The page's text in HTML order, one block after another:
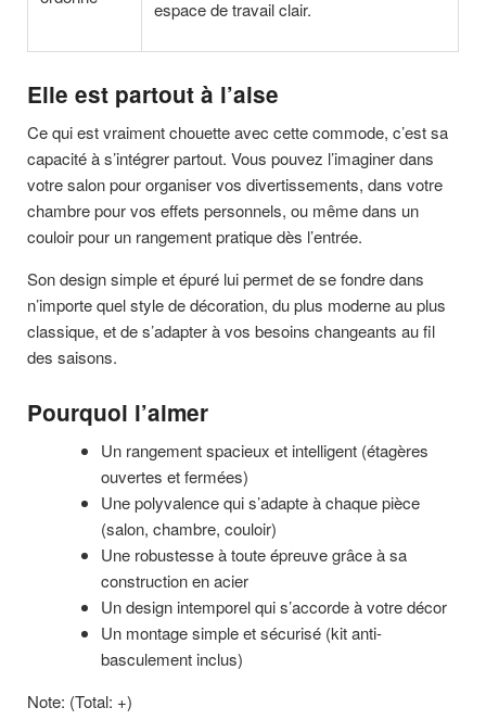
espace de travail clair.
Elle est partout à l’aise
Ce qui est vraiment chouette avec cette commode, c’est sa
capacité à s’intégrer partout. Vous pouvez l’imaginer dans
votre salon pour organiser vos divertissements, dans votre
chambre pour vos effets personnels, ou même dans un
couloir pour un rangement pratique dès l’entrée.
Son design simple et épuré lui permet de se fondre dans
n’importe quel style de décoration, du plus moderne au plus
classique, et de s’adapter à vos besoins changeants au fil
des saisons.
Pourquoi l’aimer
Un rangement spacieux et intelligent (étagères
ouvertes et fermées)
Une polyvalence qui s’adapte à chaque pièce
(salon, chambre, couloir)
Une robustesse à toute épreuve grâce à sa
construction en acier
Un design intemporel qui s’accorde à votre décor
Un montage simple et sécurisé (kit anti-
basculement inclus)
Note: (Total: +)